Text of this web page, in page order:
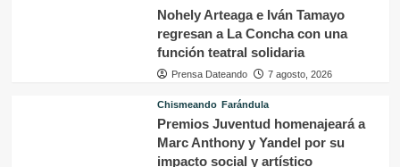
Nohely Arteaga e Iván Tamayo
regresan a La Concha con una
función teatral solidaria
Prensa Dateando 7 agosto, 2026
Chismeando Farándula
Premios Juventud homenajeará a
Marc Anthony y Yandel por su
impacto social y artístico